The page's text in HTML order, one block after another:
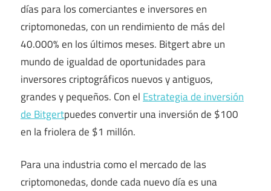
días para los comerciantes e inversores en
criptomonedas, con un rendimiento de más del
40.000% en los últimos meses. Bitgert abre un
mundo de igualdad de oportunidades para
inversores criptográficos nuevos y antiguos,
grandes y pequeños. Con el Estrategia de inversión
de Bitgertpuedes convertir una inversión de $100
en la friolera de $1 millón.
Para una industria como el mercado de las
criptomonedas, donde cada nuevo día es una